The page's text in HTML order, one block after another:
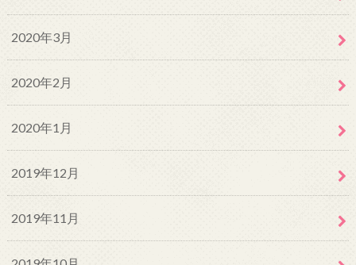
2020年3月
2020年2月
2020年1月
2019年12月
2019年11月